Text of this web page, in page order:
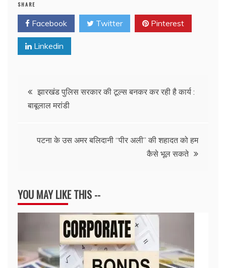
SHARE
Facebook Twitter Pinterest
Linkedin
Post
navigation
झारखंड पुलिस सरकार की टूल्स बनकर कर रही है कार्य :
बाबूलाल मरांडी
पटना के उस अमर बलिदानी ‘‘पीर अली’’ की शहादत को हम
कैसे भूल सकते
YOU MAY LIKE THIS --